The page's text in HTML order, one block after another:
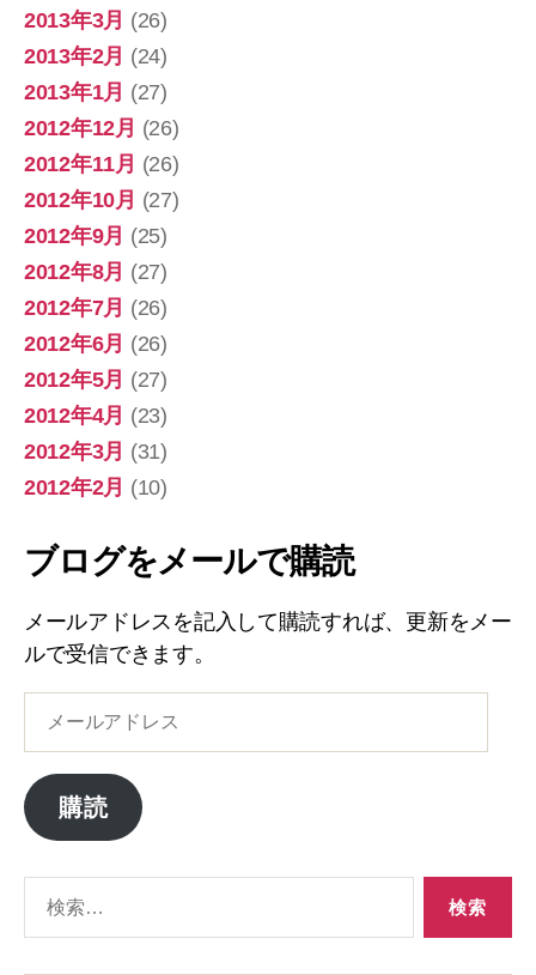
2013年3月 (26)
2013年2月 (24)
2013年1月 (27)
2012年12月 (26)
2012年11月 (26)
2012年10月 (27)
2012年9月 (25)
2012年8月 (27)
2012年7月 (26)
2012年6月 (26)
2012年5月 (27)
2012年4月 (23)
2012年3月 (31)
2012年2月 (10)
ブログをメールで購読
メールアドレスを記入して購読すれば、更新をメー
ルで受信できます。
ア
ド
ス
購読